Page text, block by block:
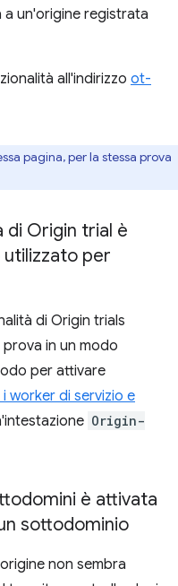
un'origine registrata
all'indirizzo ot-
pagina, per la stessa prova
di Origin trial è
per
di Origin trials
in un modo
per attivare
worker di servizio e
Origin-
è attivata
sottodominio
non sembra